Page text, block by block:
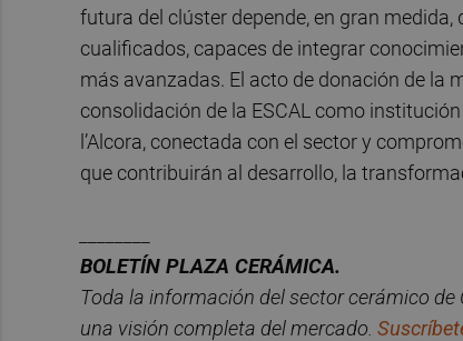
futura del clúster depende, en gran
cualificados, capaces de integrar
más avanzadas. El acto de donación de la
consolidación de la ESCAL como
l’Alcora, conectada con el sector y
que contribuirán al desarrollo, la
BOLETÍN PLAZA CERÁMICA.
Toda la información del sectorcerámico de
una visión completa del mercado. Suscrí